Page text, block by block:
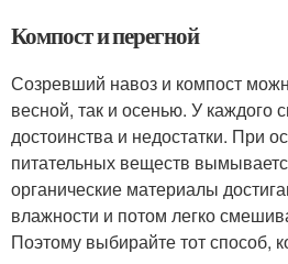
Компост и перегной
Созревший навоз и компост
весной, так и осенью. У каждого
достоинства и недостатки. При
питательных веществ
органические материалы
влажности и потом легко
Поэтому выбирайте тот способ,